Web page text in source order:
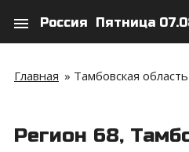
menu Россия Пятница
Главная » Тамбовская область
Регион 68,